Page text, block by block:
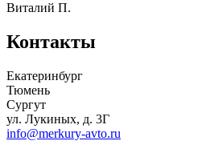
Виталий П.
Контакты
Екатеринбург
Тюмень
Сургут
ул. Лукиных, д. 3Г
info@merkury-avto.ru